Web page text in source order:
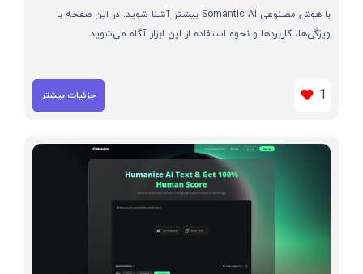
با هوش مصنوعی Somantic Ai بیشتر آشنا شوید. در این صفحه با
ویژگی‌ها، کاربردها و نحوه استفاده از این ابزار آگاه می‌شوید
1 جزئیات بیشتر